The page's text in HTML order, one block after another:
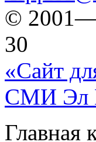
©
30
«Сайт
СМИ Эл
Главная